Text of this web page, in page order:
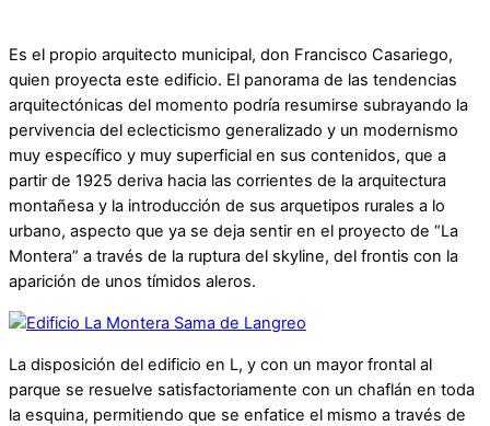
Es el propio arquitecto municipal, don Francisco Casariego,
quien proyecta este edificio. El panorama de las tendencias
arquitectónicas del momento podría resumirse subrayando la
pervivencia del eclecticismo generalizado y un modernismo
muy específico y muy superficial en sus contenidos, que a
partir de 1925 deriva hacia las corrientes de la arquitectura
montañesa y la introducción de sus arquetipos rurales a lo
urbano, aspecto que ya se deja sentir en el proyecto de “La
Montera” a través de la ruptura del skyline, del frontis con la
aparición de unos tímidos aleros.
La disposición del edificio en L, y con un mayor frontal al
parque se resuelve satisfactoriamente con un chaflán en toda
la esquina, permitiendo que se enfatice el mismo a través de